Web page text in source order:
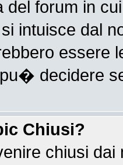
del forum in
intuisce dal
essere
decidere
Chiusi?
chiusi